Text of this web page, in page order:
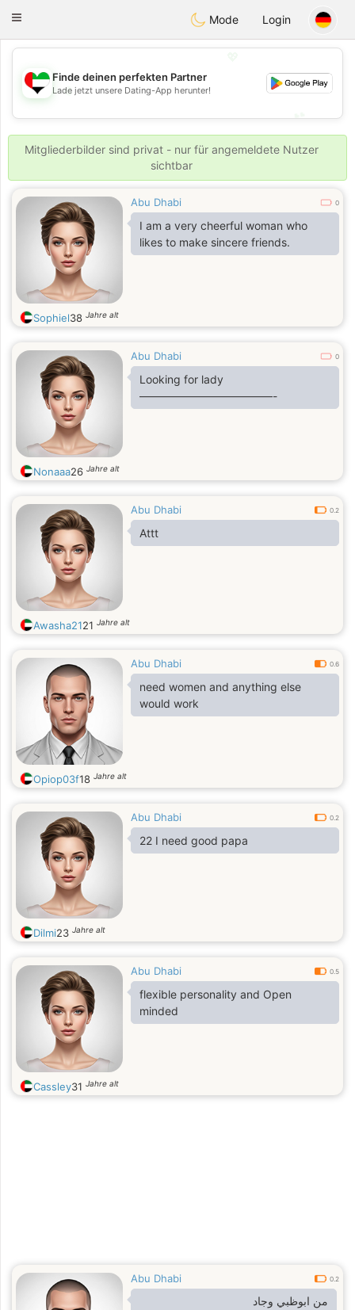
EmiratesChat
Toggle
Mode Login
💖
💕
Finde deinen perfekten Partner
Lade jetzt unsere Dating-App herunter!
Mitgliederbilder sind privat - nur für angemeldete Nutzer
sichtbar
Abu Dhabi 0
I am a very cheerful woman who
likes to make sincere friends.
Sophiel38 Jahre alt
Abu Dhabi 0
Looking for lady
————————————-
Nonaaa26 Jahre alt
Abu Dhabi 0.2
Attt
Awasha2121 Jahre alt
Abu Dhabi 0.6
need women and anything else
would work
Opiop03f18 Jahre alt
Abu Dhabi 0.2
22 I need good papa
Dilmi23 Jahre alt
Abu Dhabi 0.5
flexible personality and Open
minded
Cassley31 Jahre alt
Abu Dhabi 0.2
من ابوظبي وجاد